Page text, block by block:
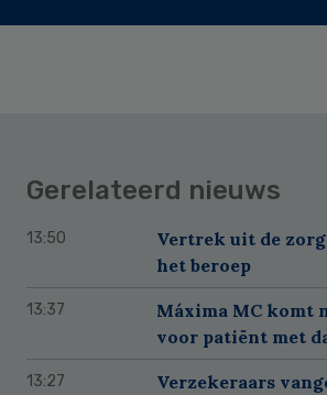
Gerelateerd nieuws
13:50
Vertrek uit de
het beroep
13:37
Máxima MC komt
voor patiënt met
13:27
Verzekeraars